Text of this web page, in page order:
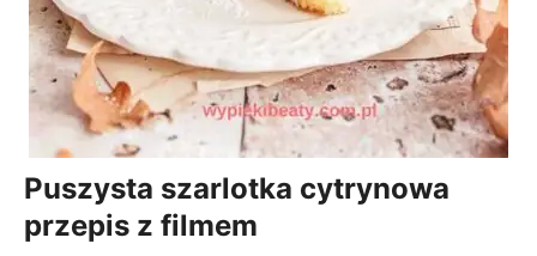
Puszysta szarlotka cytrynowa
przepis z filmem